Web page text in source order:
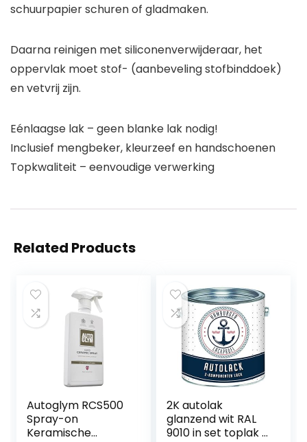
schuurpapier schuren of gladmaken.
Daarna reinigen met siliconenverwijderaar, het
oppervlak moet stof- (aanbeveling stofbinddoek)
en vetvrij zijn.
Eénlaagse lak – geen blanke lak nodig!
Inclusief mengbeker, kleurzeef en handschoenen
Topkwaliteit – eenvoudige verwerking
Related Products
Autoglym RCS500
Spray-on
Keramische
2K autolak
glanzend wit RAL
9010 in set toplak –